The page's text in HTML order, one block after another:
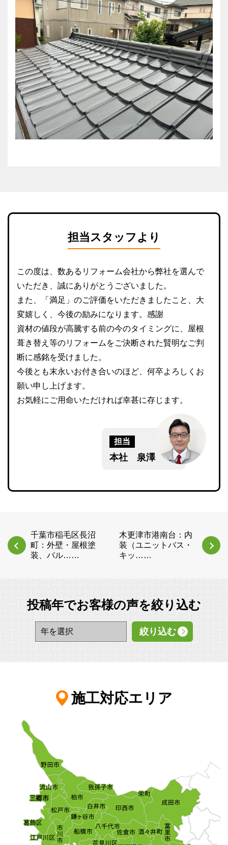
担当スタッフより
この度は、数あるリフォーム会社から弊社を選んで
いただき、誠にありがとうございました。
また、「満足」のご評価をいただきましたこと、大
変嬉しく、今後の励みになります。感謝
資材の値段が高騰する前の今のタイミングに、屋根
葺き替え等のリフォームをご決断された賢明なご判
断に感銘を受けました。
今後とも末永いお付き合いのほど、何卒よろしくお
願い申し上げます。
お気軽にご用命いただければ幸甚に存じます。
担当
本社 泉澤
千葉市稲毛区長沼
町：外壁・屋根塗
装、バル……
木更津市港南台：内
装（ユニットバス・
キッ……
投稿年でお客様の声を絞り込む
施工対応エリア